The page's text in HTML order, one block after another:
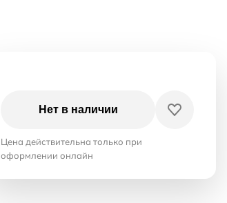
Нет в наличии
Цена действительна только при
оформлении онлайн